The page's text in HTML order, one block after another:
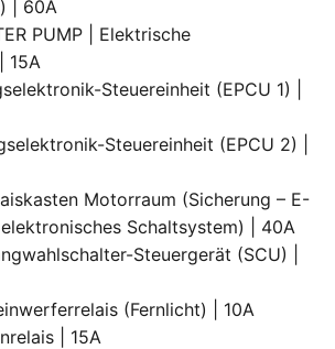
| 60A
PUMP | Elektrische
15A
Steuereinheit (EPCU 1) |
Steuereinheit (EPCU 2) |
Motorraum (Sicherung – E-
Schaltsystem) | 40A
Steuergerät (SCU) |
(Fernlicht) | 10A
| 15A